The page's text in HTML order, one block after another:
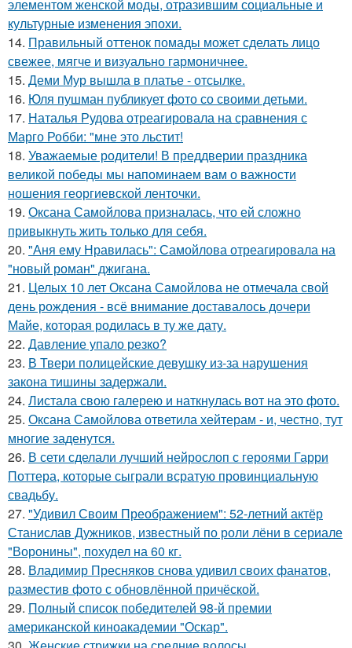
элементом женской моды, отразившим социальные и
культурные изменения эпохи.
14. Правильный оттенок помады может сделать лицо
свежее, мягче и визуально гармоничнее.
15. Деми Мур вышла в платье - отсылке.
16. Юля пушман публикует фото со своими детьми.
17. Наталья Рудова отреагировала на сравнения с
Марго Робби: "мне это льстит!
18. Уважаемые родители! В преддверии праздника
великой победы мы напоминаем вам о важности
ношения георгиевской ленточки.
19. Оксана Самойлова призналась, что ей сложно
привыкнуть жить только для себя.
20. "Аня ему Нравилась": Самойлова отреагировала на
"новый роман" джигана.
21. Целых 10 лет Оксана Самойлова не отмечала свой
день рождения - всё внимание доставалось дочери
Майе, которая родилась в ту же дату.
22. Давление упало резко?
23. В Твери полицейские девушку из-за нарушения
закона тишины задержали.
24. Листала свою галерею и наткнулась вот на это фото.
25. Оксана Самойлова ответила хейтерам - и, честно, тут
многие заденутся.
26. В сети сделали лучший нейрослоп с героями Гарри
Поттера, которые сыграли всратую провинциальную
свадьбу.
27. "Удивил Своим Преображением": 52-летний актёр
Станислав Дужников, известный по роли лёни в сериале
"Воронины", похудел на 60 кг.
28. Владимир Пресняков снова удивил своих фанатов,
разместив фото с обновлённой причёской.
29. Полный список победителей 98-й премии
американской киноакадемии "Оскар".